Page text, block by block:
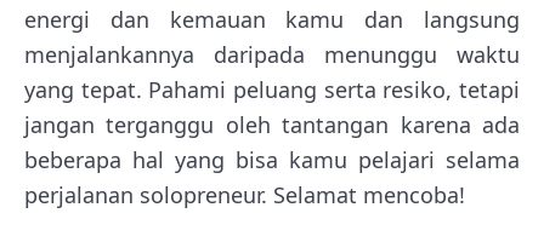
energi dan kemauan kamu dan langsung
menjalankannya daripada menunggu waktu
yang tepat. Pahami peluang serta resiko, tetapi
jangan terganggu oleh tantangan karena ada
beberapa hal yang bisa kamu pelajari selama
perjalanan solopreneur. Selamat mencoba!